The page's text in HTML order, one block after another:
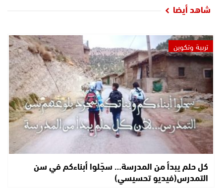
شاهد أيضا
تربية وتكوين
كل حلم يبدأ من المدرسة… سجّلوا أبناءكم في سن
التمدرس(فيديو تحسيسي)